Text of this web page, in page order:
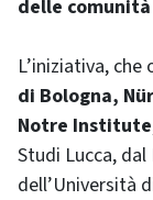
delle
L’iniziativa,
di Bologna,
Notre Institute
Studi Lucca,
dell’Università